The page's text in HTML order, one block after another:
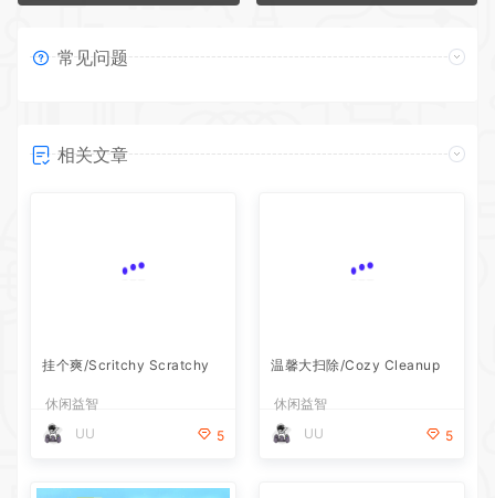
常见问题
相关文章
挂个爽/Scritchy Scratchy
休闲益智
UU
5
温馨大扫除/Cozy Cleanup
休闲益智
UU
5